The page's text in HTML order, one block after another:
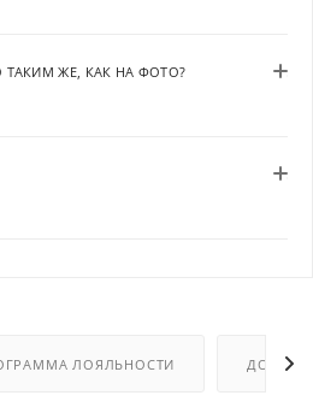
ЖЕ, КАК НА ФОТО?
ЛОЯЛЬНОСТИ